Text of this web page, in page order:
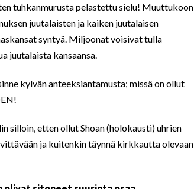
tuhkanmurusta pelastettu sielu! Muuttukoon
juutalaisten ja kaiken juutalaisen
syntyä. Miljoonat voisivat tulla
juutalaista kansaansa.
kylvän anteeksiantamusta; missä on ollut
silloin, etten ollut Shoan (holokausti) uhrien
ja kuitenkin täynnä kirkkautta olevaan